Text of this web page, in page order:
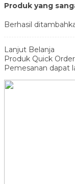
Produk yang
Berhasil
Lanjut Belanja
Produk Quick Order
Pemesanan dapat